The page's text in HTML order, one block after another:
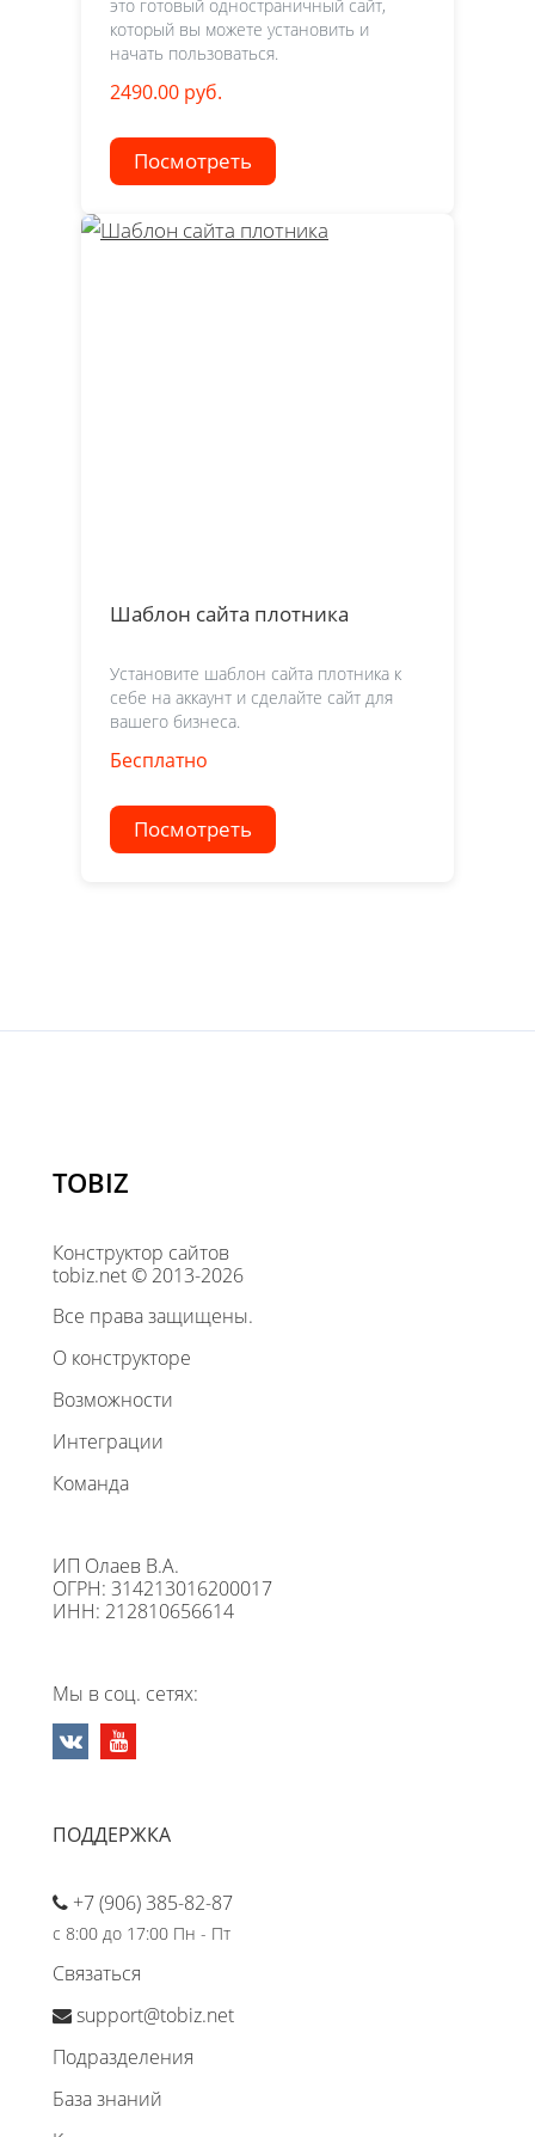
это готовый одностраничный сайт,
который вы можете установить и
начать пользоваться.
2490.00 руб.
Посмотреть
Шаблон сайта плотника
Установите шаблон сайта плотника к
себе на аккаунт и сделайте сайт для
вашего бизнеса.
Бесплатно
Посмотреть
TOBIZ
Конструктор сайтов
tobiz.net © 2013-2026
Все права защищены.
О конструкторе
Возможности
Интеграции
Команда
ИП Олаев В.А.
ОГРН: 314213016200017
ИНН: 212810656614
Мы в соц. сетях:
ПОДДЕРЖКА
+7 (906) 385-82-87
с 8:00 до 17:00 Пн - Пт
Связаться
support@tobiz.net
Подразделения
База знаний